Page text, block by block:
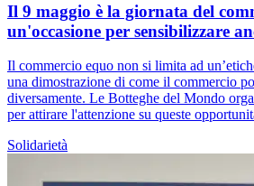
Il 9 maggio è la giornata del
un'occasione per sensibilizzare
Il commercio equo non si limita ad
una dimostrazione di come il commercio
diversamente. Le Botteghe del Mondo
per attirare l'attenzione su queste
Solidarietà